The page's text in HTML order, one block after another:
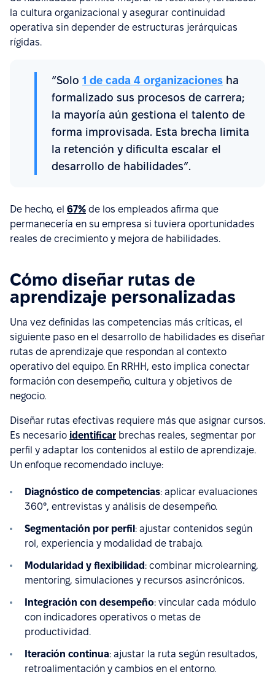
la cultura organizacional y asegurar continuidad
operativa sin depender de estructuras jerárquicas
rígidas.
“Solo 1 de cada 4 organizaciones ha
formalizado sus procesos de carrera;
la mayoría aún gestiona el talento de
forma improvisada. Esta brecha limita
la retención y dificulta escalar el
desarrollo de habilidades”.
De hecho, el 67% de los empleados afirma que
permanecería en su empresa si tuviera oportunidades
reales de crecimiento y mejora de habilidades.
Cómo diseñar rutas de
aprendizaje personalizadas
Una vez definidas las competencias más críticas, el
siguiente paso en el desarrollo de habilidades es diseñar
rutas de aprendizaje que respondan al contexto
operativo del equipo. En RRHH, esto implica conectar
formación con desempeño, cultura y objetivos de
negocio.
Diseñar rutas efectivas requiere más que asignar cursos.
Es necesario identificar brechas reales, segmentar por
perfil y adaptar los contenidos al estilo de aprendizaje.
Un enfoque recomendado incluye:
Diagnóstico de competencias: aplicar evaluaciones
360°, entrevistas y análisis de desempeño.
Segmentación por perfil: ajustar contenidos según
rol, experiencia y modalidad de trabajo.
Modularidad y flexibilidad : combinar microlearning,
mentoring, simulaciones y recursos asincrónicos.
Integración con desempeño: vincular cada módulo
con indicadores operativos o metas de
productividad.
Iteración continua: ajustar la ruta según resultados,
retroalimentación y cambios en el entorno.